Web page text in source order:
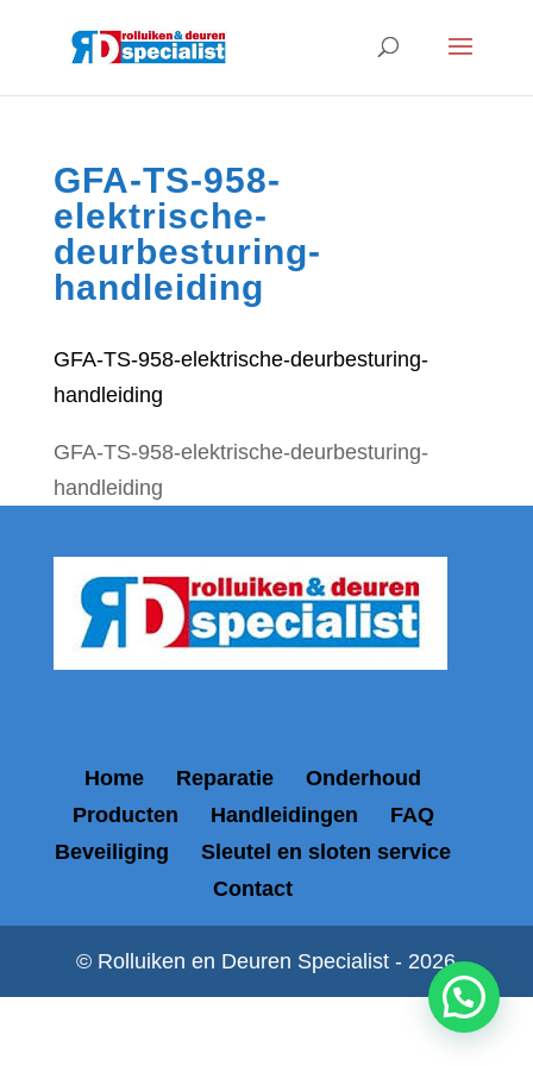
GFA-TS-958-
elektrische-
deurbesturing-
handleiding
GFA-TS-958-elektrische-deurbesturing-
handleiding
GFA-TS-958-elektrische-deurbesturing-
handleiding
Home Reparatie
Onderhoud
Producten
Handleidingen
FAQ
Beveiliging
Sleutel en sloten service
Contact
© Rolluiken en Deuren Specialist - 2026